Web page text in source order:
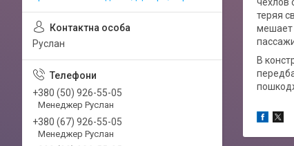
теряя
мешает
В
Руслан
+380 (50) 926-55-05
Менеджер Руслан
+380 (67) 926-55-05
Менеджер Руслан